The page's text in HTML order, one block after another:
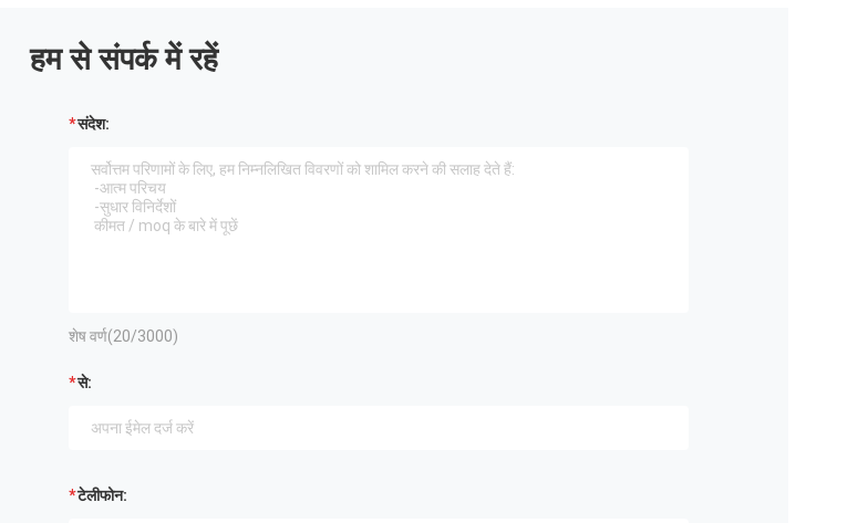
हम से संपर्क में रहें
संदेश:
शेष वर्ण(20/3000)
से:
टेलीफोन: